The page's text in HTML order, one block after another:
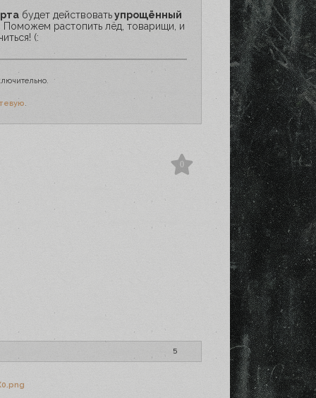
будет действоватьупрощённый
Поможем растопить лёд, товарищи, и
(:
0
5